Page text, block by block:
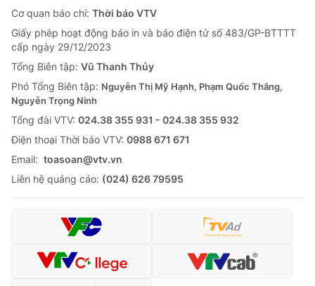
Cơ quan báo chí: Thời báo VTV
Giấy phép hoạt động báo in và báo điện tử số 483/GP-BTTTT
cấp ngày 29/12/2023
Tổng Biên tập: Vũ Thanh Thủy
Phó Tổng Biên tập: Nguyễn Thị Mỹ Hạnh, Phạm Quốc Thắng,
Nguyễn Trọng Ninh
Tổng đài VTV: 024.38 355 931 - 024.38 355 932
Ðiện thoại Thời báo VTV: 0988 671 671
Email: toasoan@vtv.vn
Liên hệ quảng cáo: (024) 626 79595